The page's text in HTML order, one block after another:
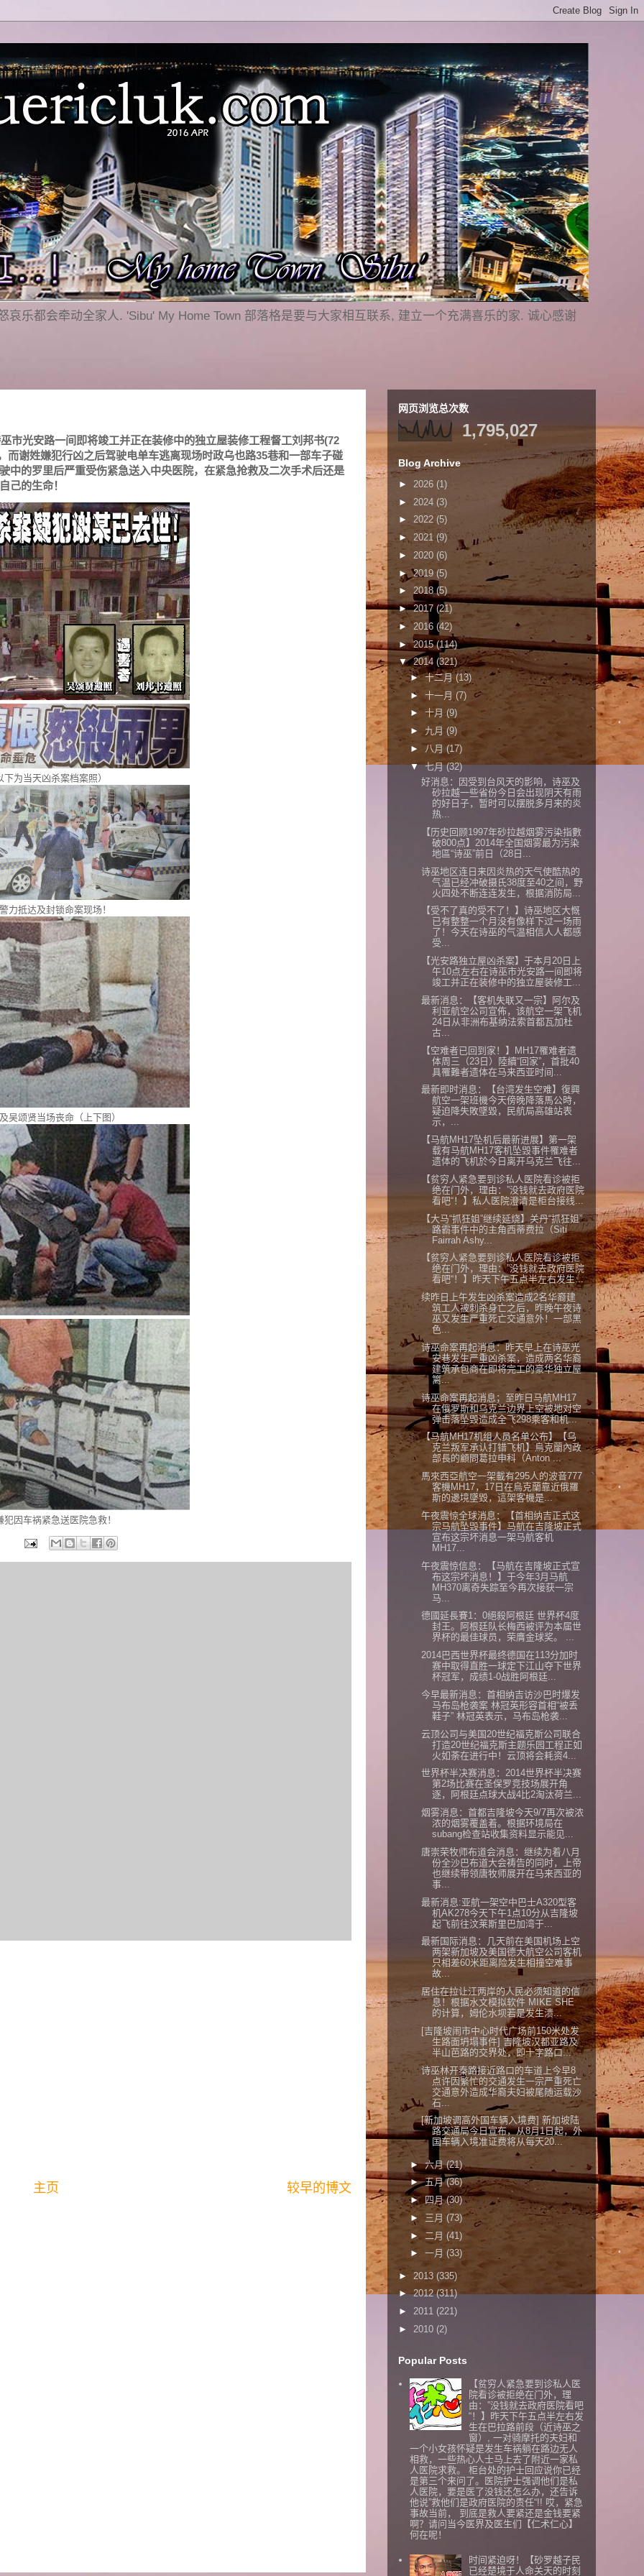
乐都会牵动全家人. 'Sibu' My Home Town 部落格是要与大家相互联系, 建立一个充满喜乐的家. 诚心感谢
市光安路一间即将竣工并正在装修中的独立屋装修工程督工刘邦书(72
谢姓嫌犯行凶之后驾驶电单车逃离现场时政乌也路35巷和一部车子碰
中的罗里后严重受伤紧急送入中央医院，在紧急抢救及二次手术后还是
己的生命！
下为当天凶杀案档案照）
力抵达及封锁命案现场！
吴颂贤当场丧命（上下图）
犯因车祸紧急送医院急救！
较早的博文
主页
网页浏览总次数
1,795,027
Blog Archive
► 2026 (1)
► 2024 (3)
► 2022 (5)
► 2021 (9)
► 2020 (6)
►2019 (5)
► 2018(5)
►2017(21)
►2016 (42)
►2015(114)
▼2014 (321)
►十二月(13)
► 十一月 (7)
► 十月 (9)
► 九月 (9)
► 八月 (17)
▼七月(32)
好消息：因受到台风天的影响，诗巫及
砂拉越一些省份今日会出现阴天有雨
的好日子，暂时可以摆脱多月来的炎
热...
【历史回顾1997年砂拉越烟雾污染指數
破800点】2014年全国烟雾最为污染
地區“诗巫”前日（28日...
诗巫地区连日来因炎热的天气使酷热的
气温已经冲破摄氏38度至40之间，野
火四处不断连连发生，根据消防局...
【受不了真的受不了！】诗巫地区大慨
已有整整一个月没有像样下过一场雨
了！今天在诗巫的气温相信人人都感
受...
【光安路独立屋凶杀案】于本月20日上
午10点左右在诗巫市光安路一间即将
竣工并正在装修中的独立屋装修工...
最新消息：【客机失联又一宗】阿尔及
利亚航空公司宣佈，该航空一架飞机
24日从非洲布基纳法索首都瓦加杜
古...
【空难者已回到家！】MH17罹难者遗
体周三（23日）陸續“回家”，首批40
具罹難者遗体在马来西亚时间...
最新即时消息：【台湾发生空难】復興
航空一架班機今天傍晚降落馬公時，
疑迫降失敗墜毀，民航局高雄站表
示，...
【马航MH17坠机后最新进展】第一架
载有马航MH17客机坠毁事件罹难者
遗体的飞机於今日离开乌克兰飞往...
【贫穷人紧急要到诊私人医院看诊被拒
绝在门外，理由：”没钱就去政府医院
看吧“！】私人医院澄清是柜台接线...
【大马“抓狂姐”继续延烧】关丹“抓狂姐”
路霸事件中的主角西蒂费拉（Siti
Fairrah Ashy...
【贫穷人紧急要到诊私人医院看诊被拒
绝在门外，理由：”没钱就去政府医院
看吧“！】昨天下午五点半左右发生...
续昨日上午发生凶杀案造成2名华裔建
筑工人被刺杀身亡之后，昨晚午夜诗
巫又发生严重死亡交通意外！一部黑
色...
诗巫命案再起消息：昨天早上在诗巫光
安巷发生严重凶杀案，造成两名华裔
建筑承包商在即将完工的豪华独立屋
篱...
诗巫命案再起消息；至昨日马航MH17
在俄罗斯和乌克兰边界上空被地对空
弹击落坠毁造成全飞298乘客和机...
【马航MH17机组人员名单公布】【乌
克兰叛军承认打错飞机】烏克蘭內政
部長的顧問葛拉申科（Anton ...
馬來西亞航空一架載有295人的波音777
客機MH17，17日在烏克蘭靠近俄羅
斯的邊境墜毀，這架客機是...
午夜震惊全球消息：【首相纳吉正式这
宗马航坠毁事件】马航在吉隆坡正式
宣布这宗坏消息一架马航客机
MH17...
午夜震惊信息：【马航在吉隆坡正式宣
布这宗坏消息！】于今年3月马航
MH370离奇失踪至今再次接获一宗
马...
德國延長賽1：0絕殺阿根廷 世界杯4度
封王。阿根廷队长梅西被评为本届世
界杯的最佳球员，荣膺金球奖。 ...
2014巴西世界杯最终德国在113分加时
赛中取得直胜一球定下江山夺下世界
杯冠军，成绩1-0战胜阿根廷...
今早最新消息：首相纳吉访沙巴时爆发
马布岛枪袭案 林冠英形容首相“被丢
鞋子” 林冠英表示，马布岛枪袭...
云顶公司与美国20世纪福克斯公司联合
打造20世纪福克斯主题乐园工程正如
火如荼在进行中！云顶将会耗资4...
世界杯半决赛消息：2014世界杯半决赛
第2场比赛在圣保罗竞技场展开角
逐，阿根廷点球大战4比2淘汰荷兰...
烟雾消息：首都吉隆坡今天9/7再次被浓
浓的烟雾覆盖着。根据环境局在
subang检查站收集资料显示能见...
唐崇荣牧师布道会消息：继续为着八月
份全沙巴布道大会祷告的同时，上帝
也继续带领唐牧师展开在马来西亚的
事...
最新消息:亚航一架空中巴士A320型客
机AK278今天下午1点10分从吉隆坡
起飞前往汶莱斯里巴加湾于...
最新国际消息：几天前在美国机场上空
两架新加坡及美国德大航空公司客机
只相差60米距离险发生相撞空难事
故...
居住在拉让江两岸的人民必须知道的信
息！根据水文模拟软件 MIKE SHE
的计算，姆伦水坝若是发生溃...
[吉隆坡闹市中心时代广场前150米处发
生路面坍塌事件] 吉隆坡汉都亚路及
半山芭路的交界处，即十字路口...
诗巫林开秦路接近路口的车道上今早8
点许因繁忙的交通发生一宗严重死亡
交通意外造成华裔夫妇被尾随运载沙
石...
[新加坡调高外国车辆入境费] 新加坡陆
路交通局今日宣布，从8月1日起，外
国车辆入境准证费将从每天20...
►六月(21)
►五月(36)
► 四月(30)
► 三月 (73)
► 二月 (41)
► 一月 (33)
► 2013 (335)
►2012(311)
► 2011 (221)
► 2010 (2)
Popular Posts
【贫穷人紧急要到诊私人医
院看诊被拒绝在门外，理
由：”没钱就去政府医院看吧
“！】昨天下午五点半左右发
生在巴拉路前段（近诗巫之
窗）, 一对骑摩托的夫妇和
一个小女孩怀疑是发生车祸躺在路边无人
相救，一些热心人士马上去了附近一家私
人医院求救。 柜台处的护士回应说你已经
是第三个来问了。医院护士强调他们是私
人医院，要是医了没钱还怎么办，还告诉
他说”救他们是政府医院的责任“!! 哎，紧急
事故当前， 到底是救人要紧还是金钱要紧
啊？请问当今医界及医生们【仁术仁心】
何在呢！
时间紧迫呀！【砂罗越子民
已经楚境于人命关天的时刻